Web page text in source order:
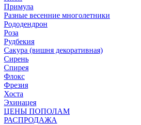
Примула
Разные весенние многолетники
Рододендрон
Роза
Рудбекия
Сакура (вишня декоративная)
Сирень
Спирея
Флокс
Фрезия
Хоста
Эхинацея
ЦЕНЫ ПОПОЛАМ
РАСПРОДАЖА